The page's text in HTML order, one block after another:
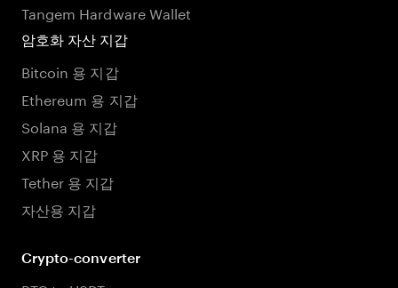
Tangem Hardware Wallet
암호화 자산 지갑
Bitcoin 용 지갑
Ethereum 용 지갑
Solana 용 지갑
XRP 용 지갑
Tether 용 지갑
자산용 지갑
Crypto-converter